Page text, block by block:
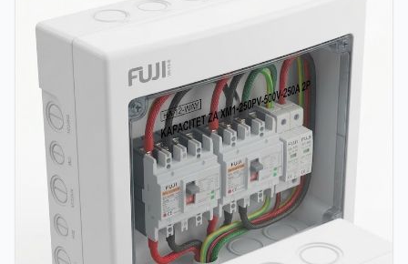
agregatima i generatorima u kućanstvima, uredima i
komercijalnim objektima. Ključne prednosti i
funkcionalnosti: Kompletno trofazno prebacivanje (4P):
Sklopka istovremeno i sigurno prebacuje sve tri faze i nulu
(A, B, C, N), osiguravajući potpunu izolaciju izvora i
stabilnost sustava. Kapacitet od 80A za veća
opterećenja: Izvrsno dimenzionirana za cjelovito
napajanje kuća, poslovnih prostora, sustava s dizalicama
topline ili server soba. Munjevita automatska reakcija:
Sustav kontinuirano nadzire napon i faze na primarnom
izvoru. U slučaju gubitka faze, pada napona ili nestanka
struje, sklopka u djeliću sekunde prebacuje potrošače na
pričuvni izvor. Fleksibilnost i kontrola (Auto / Manual):
Poluga na prednjoj ploči omogućuje vam trenutačan